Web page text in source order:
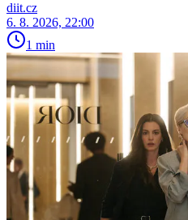
diit.cz
6. 8. 2026, 22:00
1 min